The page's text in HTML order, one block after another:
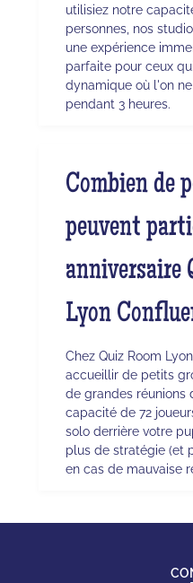
utilisiez notre
personnes, nos
une expérience
parfaite pour ceux
dynamique où l'on
pendant 3 heures.
Combien de
peuvent
anniversaire
Lyon
Chez Quiz Room
accueillir de petits
de grandes réunions
capacité de 72
solo derrière votre
plus de stratégie (et
en cas de mauvaise